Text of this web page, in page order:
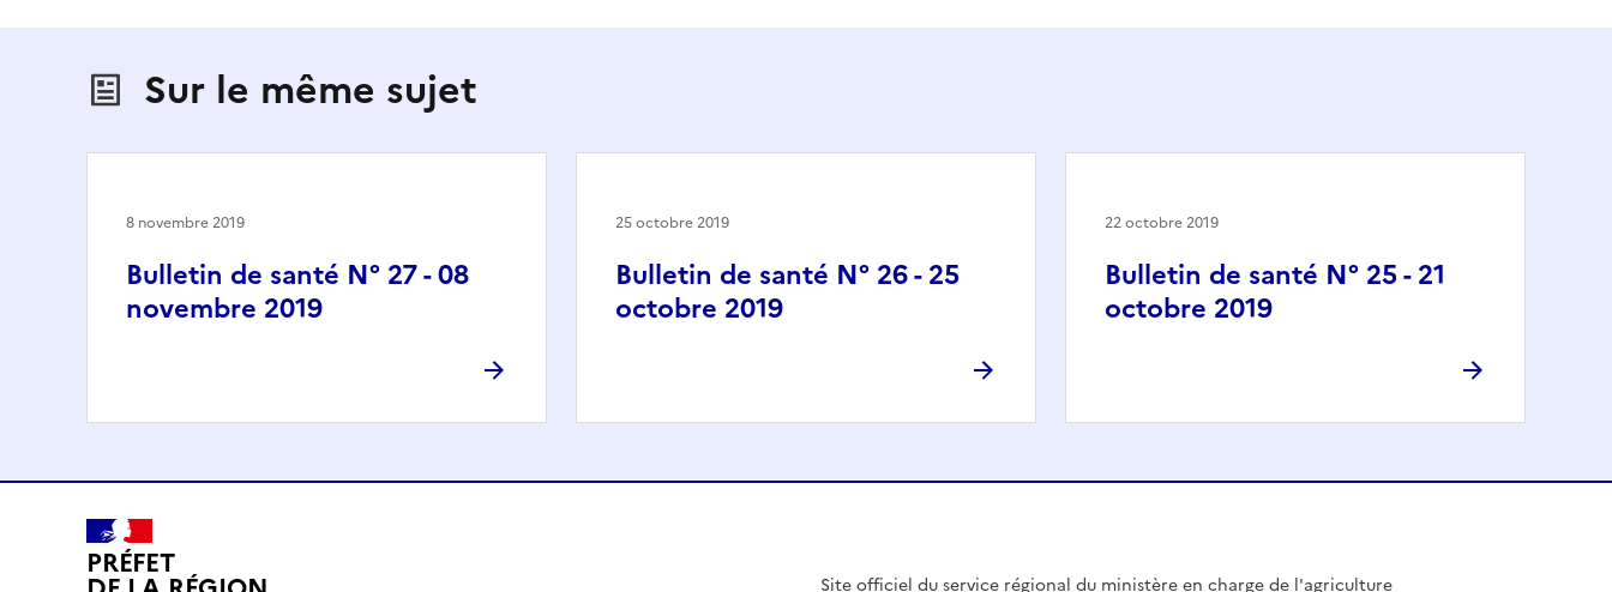
Sur le même sujet
Bulletin de santé N° 27 - 08
novembre 2019
8 novembre 2019
Bulletin de santé N° 26 - 25
octobre 2019
25 octobre 2019
Bulletin de santé N° 25 - 21
octobre 2019
22 octobre 2019
PRÉFET
Site officiel du service régional du ministère en charge de l'agriculture